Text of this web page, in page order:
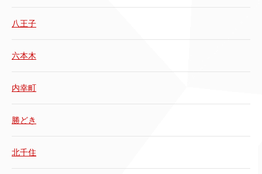
八王子
六本木
内幸町
勝どき
北千住